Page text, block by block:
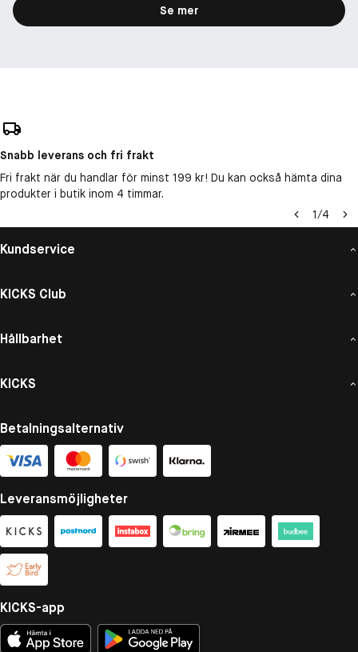
Se mer
Snabb leverans och fri frakt
Fri frakt när du handlar för minst 199 kr! Du kan också hämta dina
produkter i butik inom 4 timmar.
1/4
Kundservice
KICKS Club
Hållbarhet
KICKS
Betalningsalternativ
Leveransmöjligheter
KICKS-app